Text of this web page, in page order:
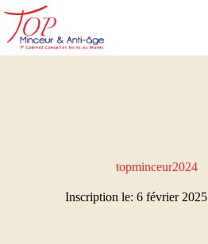
contenu
topminceur2024
Inscription le: 6 février 2025